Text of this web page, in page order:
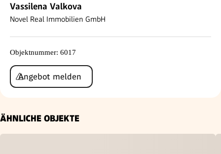
Vassilena Valkova
Novel Real Immobilien GmbH
Objektnummer: 6017
Angebot melden
ÄHNLICHE OBJEKTE